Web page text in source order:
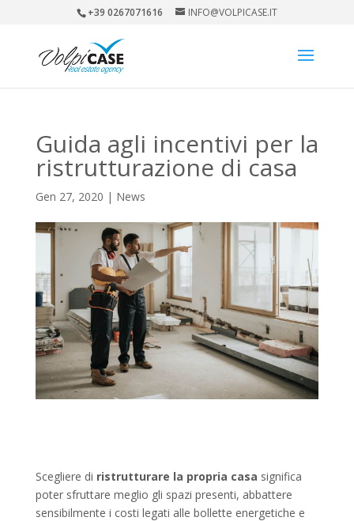
+39 0267071616 INFO@VOLPICASE.IT
Guida agli incentivi per la
ristrutturazione di casa
Gen 27, 2020 | News
Scegliere di ristrutturare la propria casa significa
poter sfruttare meglio gli spazi presenti, abbattere
sensibilmente i costi legati alle bollette energetiche e